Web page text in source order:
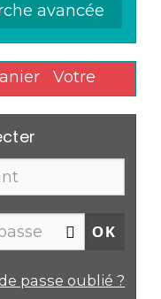
avancée
passe oublié ?